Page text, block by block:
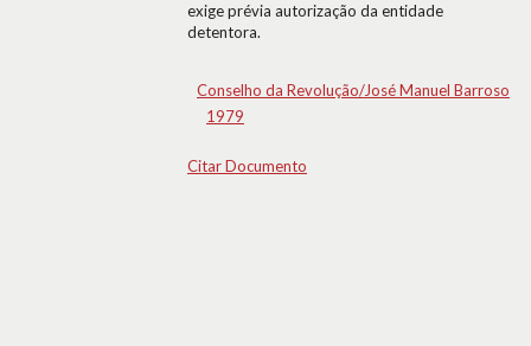
exige prévia autorização da entidade
detentora.
Conselho da Revolução/José Manuel Barroso
1979
Citar Documento